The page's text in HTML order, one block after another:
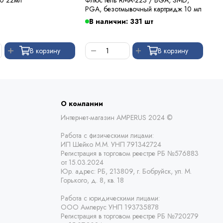
В корзину
PGA, безотмывочный картридж 10 мл
В наличии: 331 шт
В корзину
О компании
Интернет-магазин AMPERUS 2024 ©
Работа с физическими лицами:
ИП Шейко М.М. УНП 791342724
Регистрация в торговом реестре РБ №576883
от 15.03.2024
Юр. адрес: РБ, 213809, г. Бобруйск, ул. М.
Горького, д. 8, кв. 18
Работа с юридическими лицами:
ООО Амперус УНП 193735878
Регистрация в торговом реестре РБ №720279